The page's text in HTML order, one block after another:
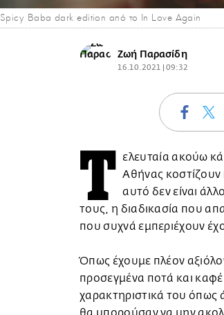
Spicy Baba dark edition από το In Love Again
Ζωή Παρασίδη
16.10.2021 | 09:32
Τ ελευταία ακούω
Αθήνας κοστίζουν
αυτό δεν είναι
τους, η διαδικασία που
που συχνά εμπεριέχουν
Όπως έχουμε πλέον
προσεγμένα ποτά και
χαρακτηριστικά του όπως